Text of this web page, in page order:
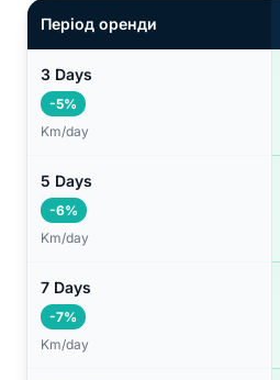
Період оренди
3 Days
-5%
Km/day
5 Days
-6%
Km/day
7 Days
-7%
Km/day